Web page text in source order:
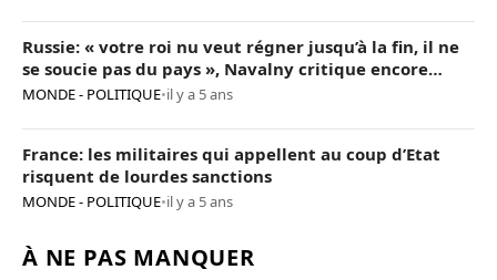
Russie: « votre roi nu veut régner jusqu’à la fin, il ne
se soucie pas du pays », Navalny critique encore
Poutine
MONDE - POLITIQUE•il y a 5 ans
France: les militaires qui appellent au coup d’Etat
risquent de lourdes sanctions
MONDE - POLITIQUE•il y a 5 ans
À NE PAS MANQUER